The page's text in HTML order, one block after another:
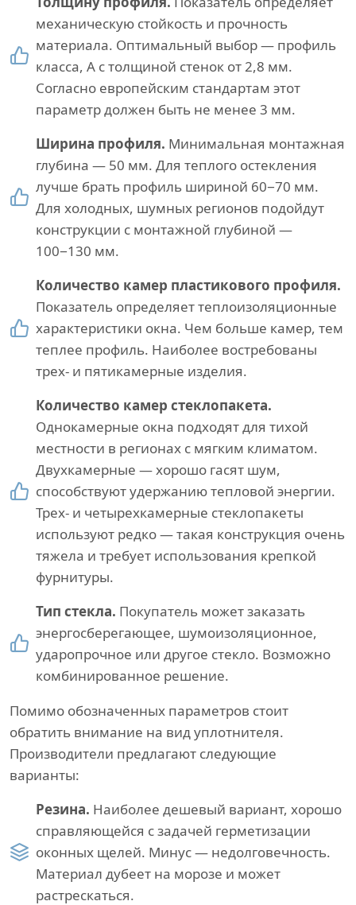
механическую стойкость и прочность
материала. Оптимальный выбор — профиль
класса, А с толщиной стенок от 2,8 мм.
Согласно европейским стандартам этот
параметр должен быть не менее 3 мм.
Ширина профиля. Минимальная монтажная
глубина — 50 мм. Для теплого остекления
лучше брать профиль шириной 60−70 мм.
Для холодных, шумных регионов подойдут
конструкции с монтажной глубиной —
100−130 мм.
Количество камер пластикового профиля.
Показатель определяет теплоизоляционные
характеристики окна. Чем больше камер, тем
теплее профиль. Наиболее востребованы
трех- и пятикамерные изделия.
Количество камер стеклопакета.
Однокамерные окна подходят для тихой
местности в регионах с мягким климатом.
Двухкамерные — хорошо гасят шум,
способствуют удержанию тепловой энергии.
Трех- и четырехкамерные стеклопакеты
используют редко — такая конструкция очень
тяжела и требует использования крепкой
фурнитуры.
Тип стекла. Покупатель может заказать
энергосберегающее, шумоизоляционное,
ударопрочное или другое стекло. Возможно
комбинированное решение.
Помимо обозначенных параметров стоит
обратить внимание на вид уплотнителя.
Производители предлагают следующие
варианты:
Резина. Наиболее дешевый вариант, хорошо
справляющейся с задачей герметизации
оконных щелей. Минус — недолговечность.
Материал дубеет на морозе и может
растрескаться.